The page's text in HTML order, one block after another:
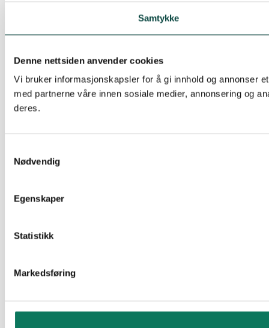
Samtykke
Denne nettsiden anvender cookies
Vi bruker informasjonskapsler for å gi innhold og annonser
med partnerne våre innen sosiale medier, annonsering og
deres.
Nødvendig
Egenskaper
Statistikk
Markedsføring